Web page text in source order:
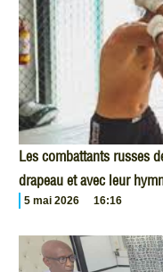
Les combattants russes
drapeau et avec leur
5 mai 2026 16:16